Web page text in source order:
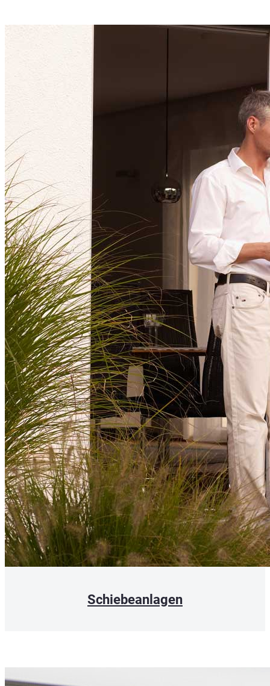
Schiebeanlagen